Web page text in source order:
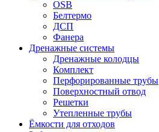
OSB
Белтермо
ДСП
Фанера
Дренажные системы
Дренажные колодцы
Комплект
Перфорированные трубы
Поверхностный отвод
Решетки
Утепленные трубы
Ёмкости для отходов